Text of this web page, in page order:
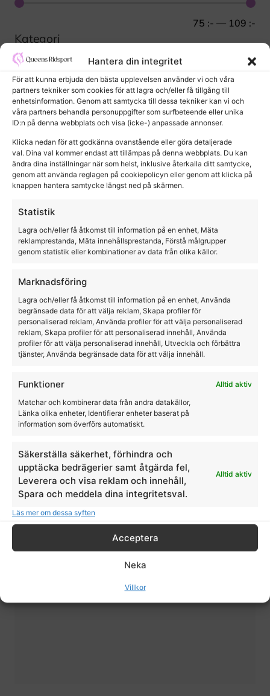
Hantera din integritet
För att kunna erbjuda den bästa upplevelsen använder vi och våra
partners tekniker som cookies för att lagra och/eller få tillgång till
enhetsinformation. Genom att samtycka till dessa tekniker kan vi och
våra partners behandla personuppgifter som surfbeteende eller unika
ID:n på denna webbplats och visa (icke-) anpassade annonser.
Klicka nedan för att godkänna ovanstående eller göra detaljerade
val. Dina val kommer endast att tillämpas på denna webbplats. Du kan
ändra dina inställningar när som helst, inklusive återkalla ditt samtycke,
genom att använda reglagen på cookiepolicyn eller genom att klicka på
knappen hantera samtycke längst ned på skärmen.
Statistik
Lagra och/eller få åtkomst till information på en enhet, Mäta
reklamprestanda, Mäta innehållsprestanda, Förstå målgrupper
genom statistik eller kombinationer av data från olika källor.
Marknadsföring
Lagra och/eller få åtkomst till information på en enhet, Använda
begränsade data för att välja reklam, Skapa profiler för
personaliserad reklam, Använda profiler för att välja personaliserad
reklam, Skapa profiler för att personaliserad innehåll, Använda
profiler för att välja personaliserad innehåll, Utveckla och förbättra
tjänster, Använda begränsade data för att välja innehåll.
Funktioner
Alltid aktiv
Matchar och kombinerar data från andra datakällor,
Länka olika enheter, Identifierar enheter baserat på
information som överförs automatiskt.
Säkerställa säkerhet, förhindra och
upptäcka bedrägerier samt åtgärda fel,
Leverera och visa reklam och innehåll,
Spara och meddela dina integritetsval.
Alltid aktiv
Läs mer om dessa syften
Acceptera
Neka
Villkor
75 :- — 109 :-
Kategori
Barn
Häst
Heminredning
Ryttare
Välj varumärke
KINGSLAND PAVO
TRIKEM HAYPLAY
LAMI-CELL HKM
Visa alla produkter